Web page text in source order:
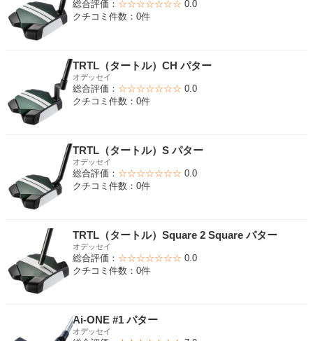
総合評価： ☆☆☆☆☆☆☆ 0.0
クチコミ件数：0件
TRTL（タートル）CH パター
オデッセイ
総合評価： ☆☆☆☆☆☆☆ 0.0
クチコミ件数：0件
TRTL（タートル）S パター
オデッセイ
総合評価： ☆☆☆☆☆☆☆ 0.0
クチコミ件数：0件
TRTL（タートル）Square 2 Square パター
オデッセイ
総合評価： ☆☆☆☆☆☆☆ 0.0
クチコミ件数：0件
Ai-ONE #1 パター
オデッセイ